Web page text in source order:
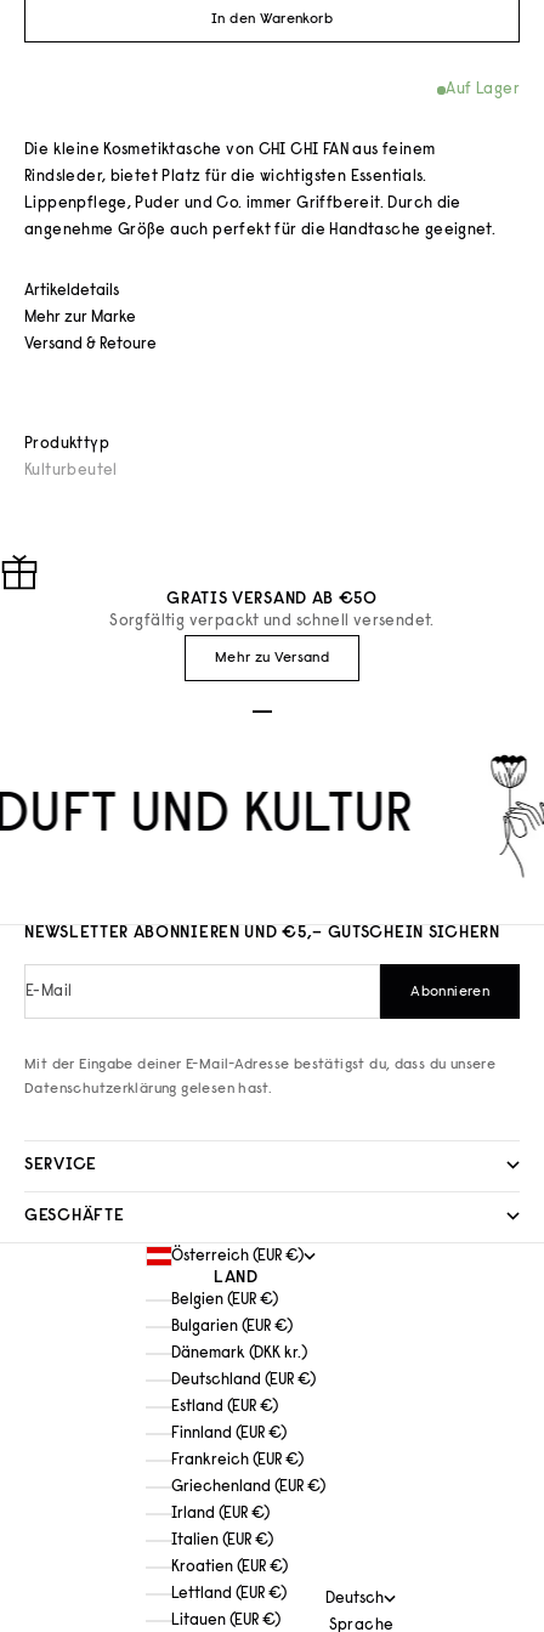
Produkttyp
Kulturbeutel
In den Warenkorb
Auf Lager
Die kleine Kosmetiktasche von CHI CHI FAN aus feinem
Rindsleder, bietet Platz für die wichtigsten Essentials.
Lippenpflege, Puder und Co. immer Griffbereit. Durch die
angenehme Größe auch perfekt für die Handtasche geeignet.
Artikeldetails
Mehr zur Marke
Versand & Retoure
GRATIS VERSAND AB €50
Sorgfältig verpackt und schnell versendet.
Mehr zu Versand
UND KULTUR
NEWSLETTER ABONNIEREN UND €5,– GUTSCHEIN SICHERN
E-Mail Abonnieren
Mit der Eingabe deiner E-Mail-Adresse bestätigst du, dass du unsere
Datenschutzerklärung gelesen hast.
SERVICE
GESCHÄFTE
Österreich (EUR €)
LAND
Belgien (EUR €)
Bulgarien (EUR €)
Dänemark (DKK kr.)
Deutschland (EUR €)
Estland (EUR €)
Finnland (EUR €)
Frankreich (EUR €)
Griechenland (EUR €)
Irland (EUR €)
Italien (EUR €)
Kroatien (EUR €)
Lettland (EUR €)
Litauen (EUR €)
Deutsch
Sprache